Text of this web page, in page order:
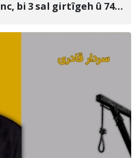
bi 3 sal girtîgeh û 74